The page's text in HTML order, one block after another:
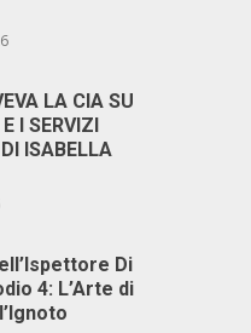
LA CIA SU
I SERVIZI
ISABELLA
Di
4: L’Arte di